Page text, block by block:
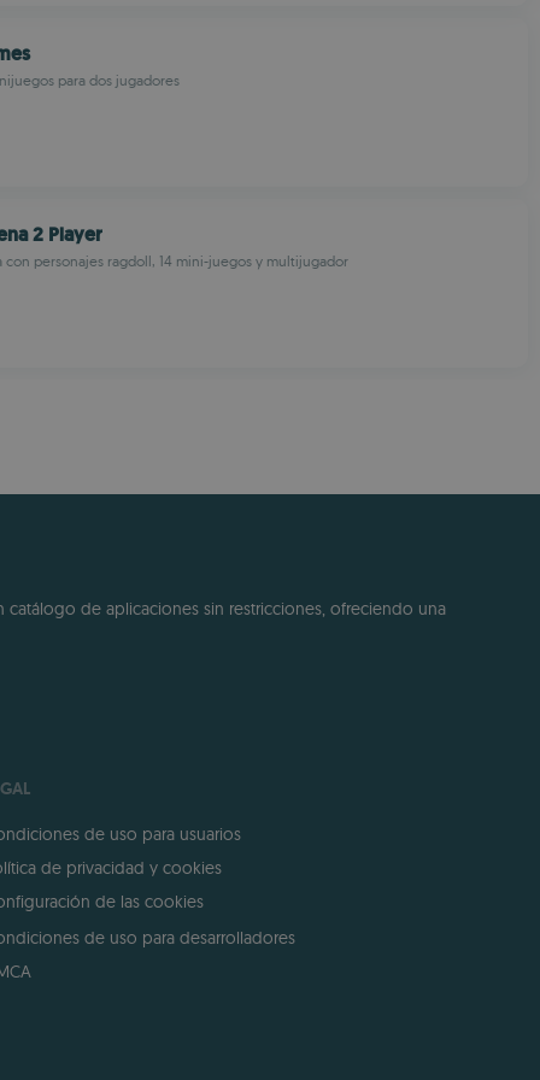
para dos jugadores
2 Player
con personajes ragdoll, 14 mini-juegos y multijugador
de aplicaciones sin restricciones, ofreciendo una
de uso para usuarios
de privacidad y cookies
de las cookies
de uso para desarrolladores